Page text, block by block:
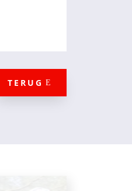
TERUG